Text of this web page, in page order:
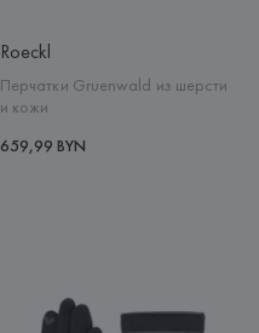
Roeckl
Перчатки Gruenwald из шерсти
и кожи
659,99 BYN